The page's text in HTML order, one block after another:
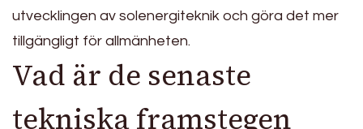
utvecklingen av solenergiteknik och göra det mer
tillgängligt för allmänheten.
Vad är de senaste
tekniska framstegen